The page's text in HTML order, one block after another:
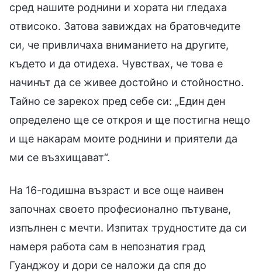
сред нашите роднини и хората ни гледаха
отвисоко. Затова завиждах на братовчедите
си, че привличаха вниманието на другите,
където и да отидеха. Чувствах, че това е
начинът да се живее достойно и стойностно.
Тайно се зарекох пред себе си: „Един ден
определено ще се откроя и ще постигна нещо
и ще накарам моите роднини и приятели да
ми се възхищават“.
На 16-годишна възраст и все още наивен
започнах своето професионално пътуване,
изпълнен с мечти. Изпитах трудностите да си
намеря работа сам в непознатия град
Гуанджоу и дори се наложи да спя до